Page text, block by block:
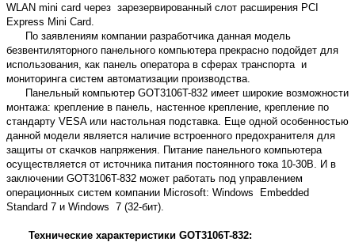
WLAN mini card через зарезервированный слот расширения PCI
Express Mini Card.
По заявлениям компании разработчика данная модель
безвентиляторного панельного компьютера прекрасно подойдет для
использования, как панель оператора в сферах транспорта и
мониторинга систем автоматизации производства.
Панельный компьютер GOT3106T-832 имеет широкие возможности
монтажа: крепление в панель, настенное крепление, крепление по
стандарту VESA или настольная подставка. Еще одной особенностью
данной модели является наличие встроенного предохранителя для
защиты от скачков напряжения. Питание панельного компьютера
осуществляется от источника питания постоянного тока 10-30В. И в
заключении GOT3106T-832 может работать под управлением
операционных систем компании Microsoft: Windows Embedded
Standard 7 и Windows 7 (32-бит).
Технические характеристики GOT3106T-832: